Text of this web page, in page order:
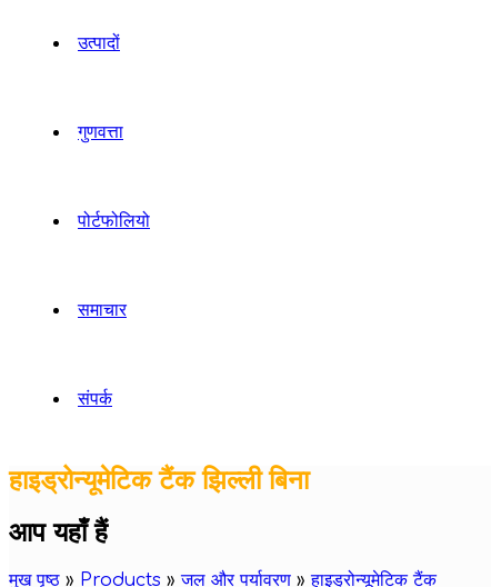
उत्पादों
गुणवत्ता
पोर्टफोलियो
समाचार
संपर्क
हाइड्रोन्यूमेटिक टैंक झिल्ली बिना
आप यहाँ हैं
मुख पृष्ठ » Products »जल और पर्यावरण »हाइड्रोन्यूमेटिक टैंक